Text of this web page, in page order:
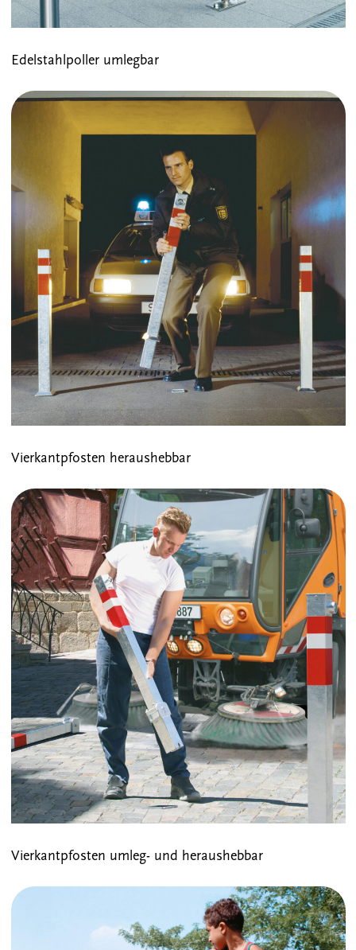
Edelstahlpoller umlegbar
Vierkantpfosten heraushebbar
Vierkantpfosten umleg- und heraushebbar